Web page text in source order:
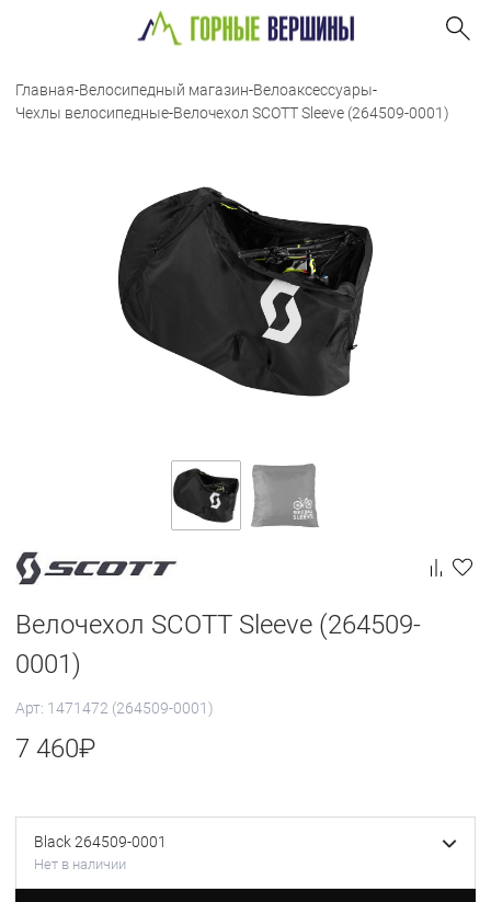
Главная-Велосипедный магазин-Велоаксессуары-
Чехлы велосипедные-Велочехол SCOTT Sleeve (264509-0001)
Велочехол SCOTT Sleeve (264509-
0001)
Арт: 1471472 (264509-0001)
7 460₽
Black 264509-0001
Нет в наличии